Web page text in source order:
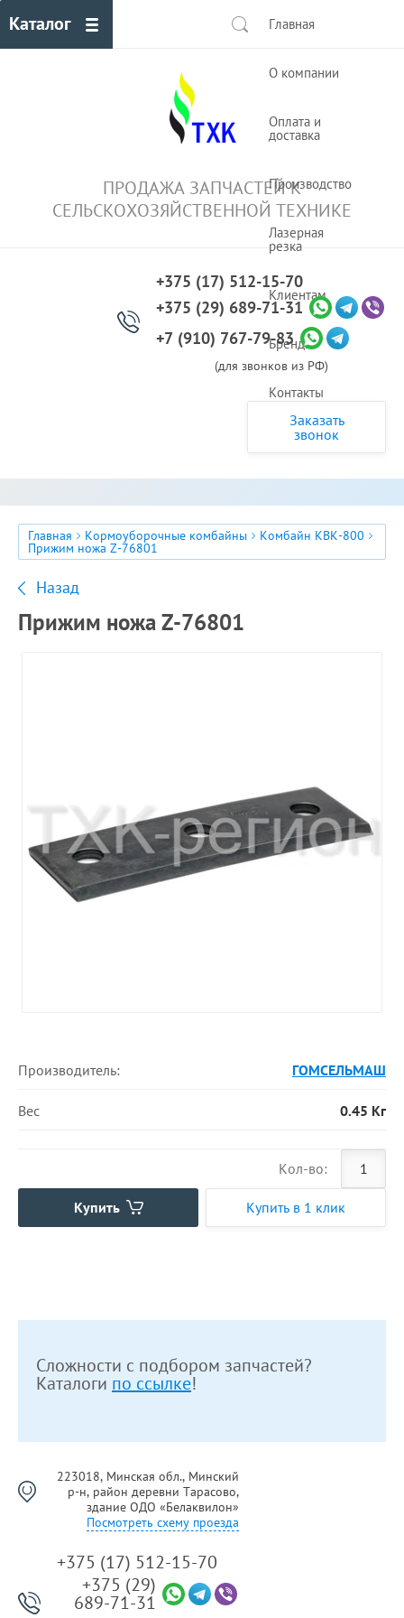
Каталог Главная
О компании
Оплата и
доставка
Производство
Лазерная
резка
Клиентам
Бренды
Контакты
ПРОДАЖА ЗАПЧАСТЕЙ К
СЕЛЬСКОХОЗЯЙСТВЕННОЙ ТЕХНИКЕ
+375 (17) 512-15-70
+375 (29) 689-71-31
+7 (910) 767-79-83
(для звонков из РФ)
Заказать
звонок
Главная Кормоуборочные комбайны Комбайн КВК-800
Прижим ножа Z-76801
Назад
Прижим ножа Z-76801
Производитель: ГОМСЕЛЬМАШ
Вес 0.45 Кг
Кол-во:
Купить Купить в 1 клик
Сложности с подбором запчастей?
Каталоги по ссылке!
223018, Минская обл., Минский
р-н, район деревни Тарасово,
здание ОДО «Белаквилон»
Посмотреть схему проезда
+375 (17) 512-15-70
+375 (29)
689-71-31